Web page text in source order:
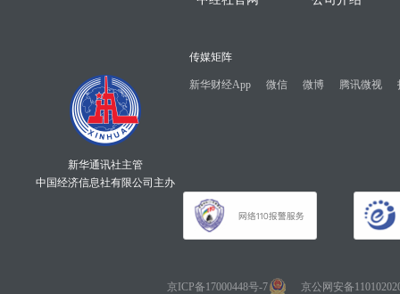
新华通讯社主管
中国经济信息社有限公司主办
传媒矩阵
新华财经App 微信 微博 腾讯微视
京ICP备17000448号-7 京公网安备